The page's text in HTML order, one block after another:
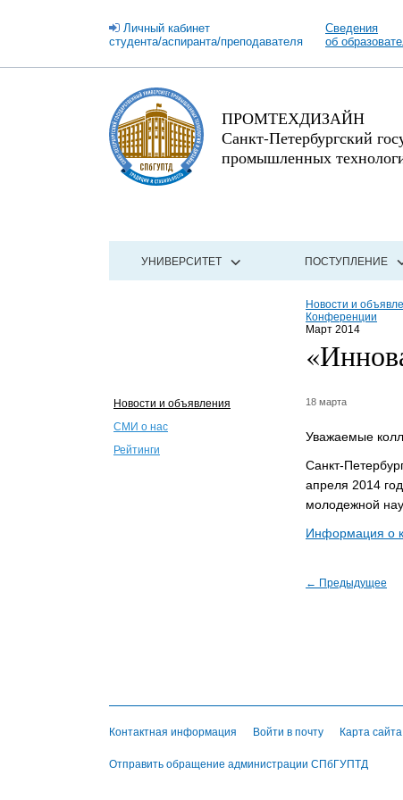
Личный кабинет
студента/аспиранта/преподавателя
Сведения
об
ПРОМТЕХДИЗАЙН
Санкт-Петербургский
промышленных
УНИВЕРСИТЕТ ПОСТУПЛЕНИЕ
Новости и
Конференции
Март 2014
Новости и объявления
СМИ о нас
Рейтинги
18 марта
Уважаемые
Санкт-
апреля 2014
молодежной
Информация о
← Предыдущее
Контактная информация Войти в почту Карта сайта
Отправить обращение администрации СПбГУПТД